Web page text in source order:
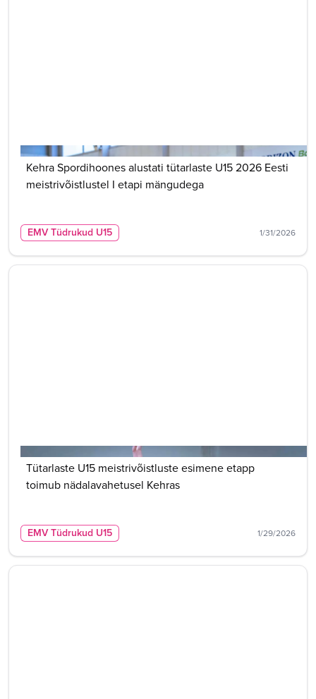
Kehra Spordihoones alustati tütarlaste U15 2026 Eesti
meistrivõistlustel I etapi mängudega
EMV Tüdrukud U15 1/31/2026
Tütarlaste U15 meistrivõistluste esimene etapp
toimub nädalavahetusel Kehras
EMV Tüdrukud U15 1/29/2026